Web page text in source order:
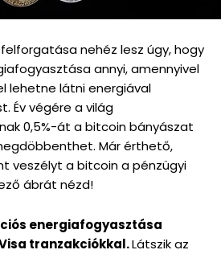
nehéz lesz úgy, hogy
annyi, amennyivel
lehetne látni energiával
Év végére a világ
0,5%-át a bitcoin bányászat
Már érthető,
veszélyt a bitcoin a pénzügyi
ábrát nézd!
energiafogyasztása
tranzakciókkal.Látszik az